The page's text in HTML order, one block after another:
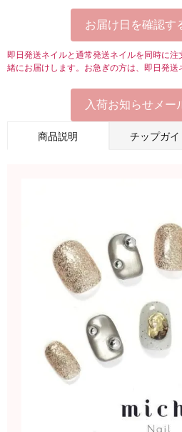
お届け日を確認す
即日発送ネイルと通常発送ネイルを同時に
緒にお届けします。お急ぎの方は、即日発送
入荷お知らせメー
商品説明 チップガイ